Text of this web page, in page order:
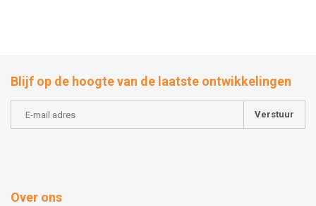
Blijf op de hoogte van de laatste ontwikkelingen
Verstuur
Over ons